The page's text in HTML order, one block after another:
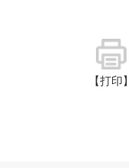
【打印】